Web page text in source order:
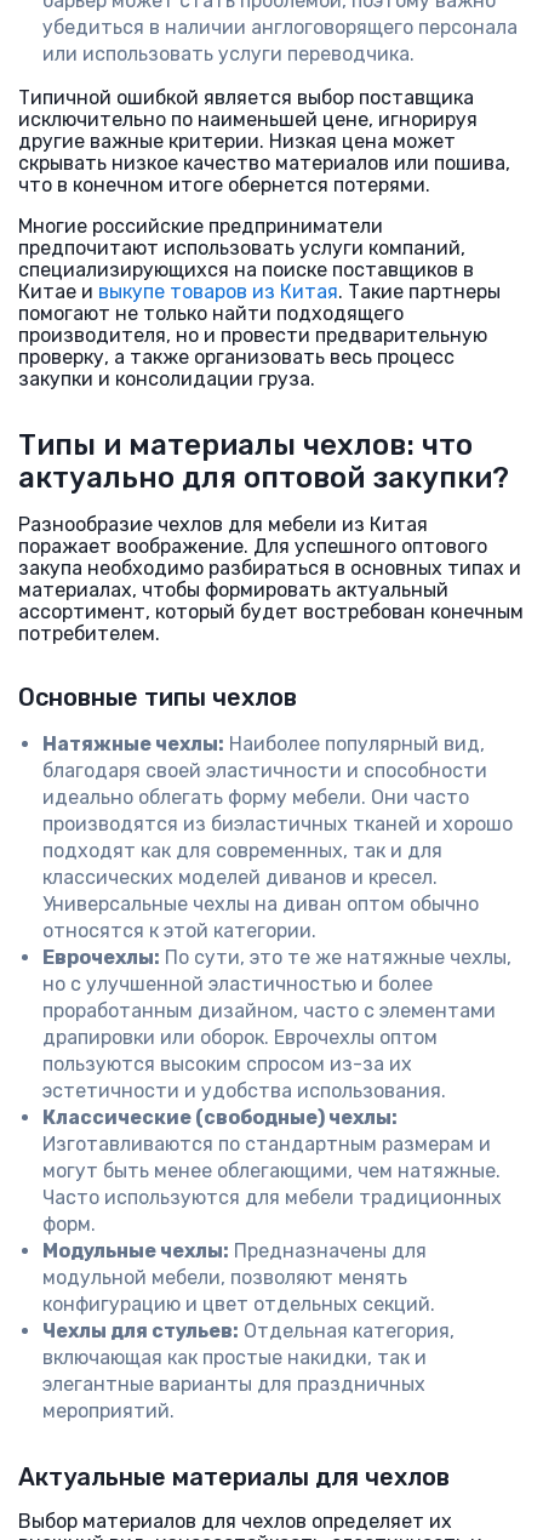
убедиться в наличии англоговорящего персонала
или использовать услуги переводчика.
Типичной ошибкой является выбор поставщика
исключительно по наименьшей цене, игнорируя
другие важные критерии. Низкая цена может
скрывать низкое качество материалов или пошива,
что в конечном итоге обернется потерями.
Многие российские предприниматели
предпочитают использовать услуги компаний,
специализирующихся на поиске поставщиков в
Китае и выкупе товаров из Китая. Такие партнеры
помогают не только найти подходящего
производителя, но и провести предварительную
проверку, а также организовать весь процесс
закупки и консолидации груза.
Типы и материалы чехлов: что
актуально для оптовой закупки?
Разнообразие чехлов для мебели из Китая
поражает воображение. Для успешного оптового
закупа необходимо разбираться в основных типах и
материалах, чтобы формировать актуальный
ассортимент, который будет востребован конечным
потребителем.
Основные типы чехлов
Натяжные чехлы: Наиболее популярный вид,
благодаря своей эластичности и способности
идеально облегать форму мебели. Они часто
производятся из биэластичных тканей и хорошо
подходят как для современных, так и для
классических моделей диванов и кресел.
Универсальные чехлы на диван оптом обычно
относятся к этой категории.
Еврочехлы: По сути, это те же натяжные чехлы,
но с улучшенной эластичностью и более
проработанным дизайном, часто с элементами
драпировки или оборок. Еврочехлы оптом
пользуются высоким спросом из-за их
эстетичности и удобства использования.
Классические (свободные) чехлы:
Изготавливаются по стандартным размерам и
могут быть менее облегающими, чем натяжные.
Часто используются для мебели традиционных
форм.
Модульные чехлы: Предназначены для
модульной мебели, позволяют менять
конфигурацию и цвет отдельных секций.
Чехлы для стульев: Отдельная категория,
включающая как простые накидки, так и
элегантные варианты для праздничных
мероприятий.
Актуальные материалы для чехлов
Выбор материалов для чехлов определяет их